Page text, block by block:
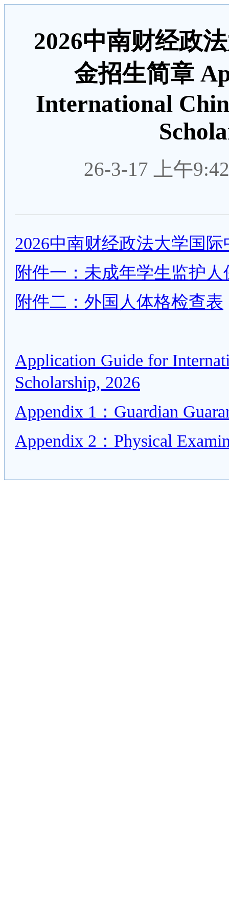
2026中南财经政
金招生简章
International
26-3-17 上午
2026中南财经政法大学国
附件一：未成年学生监护人
附件二：外国人体格检查表
Application Guide for
Scholarship, 2026
Appendix 1：Guardian
Appendix 2：Physical